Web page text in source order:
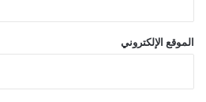
الموقع الإلكتروني